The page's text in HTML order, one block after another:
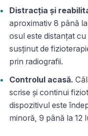
Distracția și
aproximativ 8 până
osul este distanțat cu
susținut de
prin radiografii.
Controlul acasă.
scrise și continui
dispozitivul este
minoră, 9 până la 12